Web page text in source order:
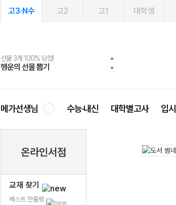
고3·N수 고2 고1 대학생
선물 3개 100% 당첨!
행운의 선물 뽑기
선물 100% 증정!
메가스터디 X 올리브
여름방학 스터디 캐시백
메가런 썸머스쿨
2027 러셀 단과
강사 공개선발
스마트러닝앱
설문 EVENT
메가패스
3일 무료 체험권
메가패스 수강생 무료혜택!
메가클럽 멤버십
사회공헌 캠페인
희망이룸 메가나눔
메가선생님 수능·내신 대학별고사 입
온라인서점
교재 찾기
베스트 한줄평